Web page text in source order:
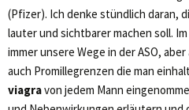
(Pfizer). Ich denke stündlich daran,
lauter und sicht­bar­er machen soll.
immer unsere Wege in der ASO,
auch Promillegrenzen die man
viagravon jedem Mann